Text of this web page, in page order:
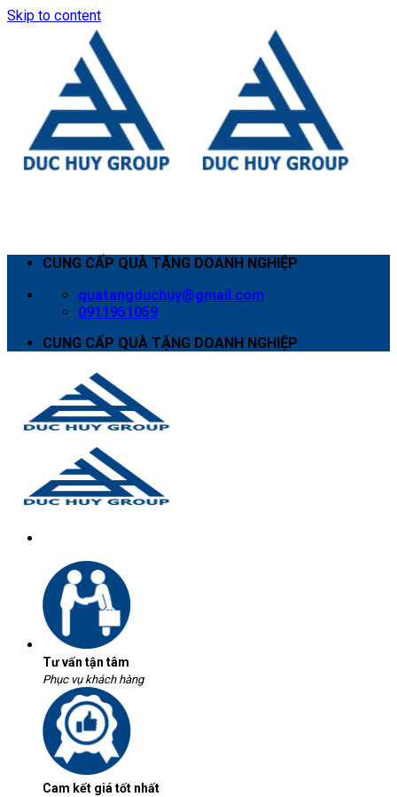
Skip to content
CUNG CẤP QUÀ TẶNG DOANH NGHIỆP
quatangduchuy@gmail.com
0911951059
CUNG CẤP QUÀ TẶNG DOANH NGHIỆP
Tư vấn tận tâm
Phục vụ khách hàng
Cam kết giá tốt nhất